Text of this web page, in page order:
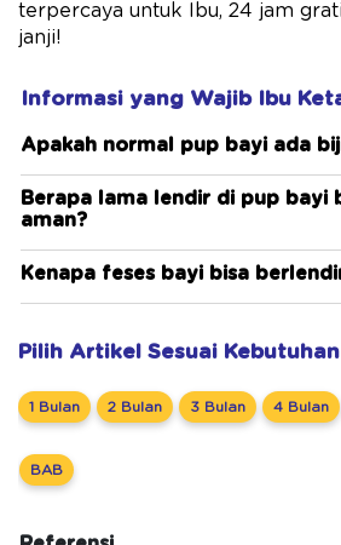
terpercaya untuk Ibu, 24 jam
janji!
Informasi yang Wajib Ibu
Apakah normal pup bayi ada
Berapa lama lendir di pup bayi
aman?
Kenapa feses bayi bisa
Pilih Artikel Sesuai
1 Bulan 2 Bulan 3 Bulan 4 Bulan
BAB